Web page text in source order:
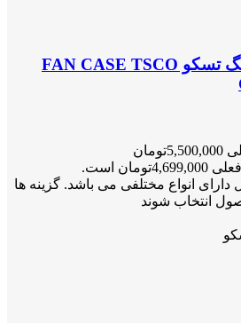
فن کیس 3عددی گیمینگ تسکو FAN CASE TSCO
قیمت اصلی 5,500,000تومان
است.
دارای انواع مختلفی می باشد. گزینه ها
انتخاب شوند